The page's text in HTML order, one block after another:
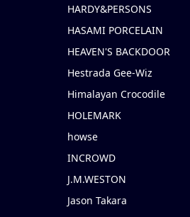
HARDY&PERSONS
HASAMI PORCELAIN
HEAVEN'S BACKDOOR
Hestrada Gee-Wiz
Himalayan Crocodile
HOLEMARK
howse
INCROWD
J.M.WESTON
Jason Takara